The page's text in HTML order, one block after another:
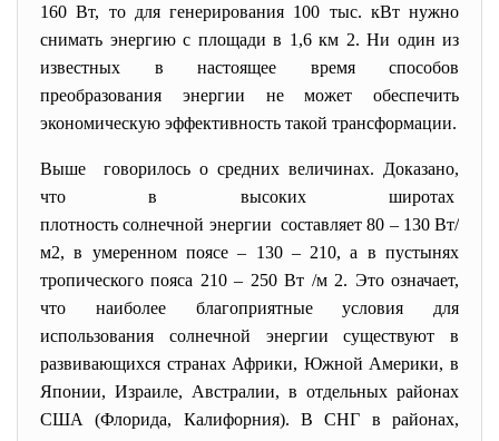
160 Вт, то для генерирования 100 тыс. кВт нужно
снимать энергию с площади в 1,6 км 2. Ни один из
известных в настоящее время способов
преобразования энергии не может обеспечить
экономическую эффективность такой трансформации.
Выше говорилось о средних величинах. Доказано,
что в высоких широтах
плотность солнечной энергии составляет 80 – 130 Вт/
м2, в умеренном поясе – 130 – 210, а в пустынях
тропического пояса 210 – 250 Вт /м 2. Это означает,
что наиболее благоприятные условия для
использования солнечной энергии существуют в
развивающихся странах Африки, Южной Америки, в
Японии, Израиле, Австралии, в отдельных районах
США (Флорида, Калифорния). В СНГ в районах,